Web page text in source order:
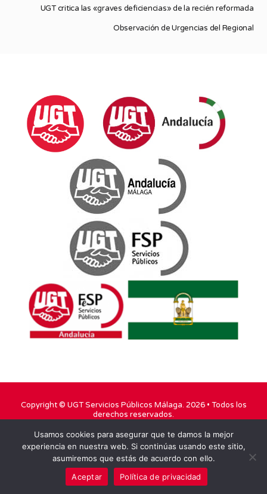
UGT critica las «graves deficiencias» de la recién reformada
Observación de Urgencias del Regional
Copyright © UGT Servicios Públicos Málaga. 2026 • Todos los
derechos reservados.
TWITTER FACEBOOK YOUTUBE
INSTAGRAM
Usamos cookies para asegurar que te damos la mejor
experiencia en nuestra web. Si continúas usando este sitio,
asumiremos que estás de acuerdo con ello.
Aceptar
Política de privacidad